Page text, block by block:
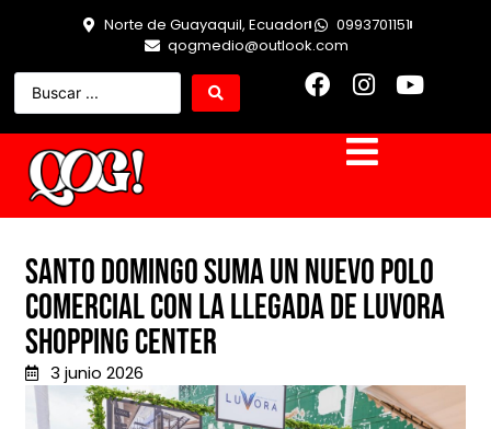
Norte de Guayaquil, Ecuador
0993701151
qogmedio@outlook.com
Santo Domingo suma un nuevo polo
comercial con la llegada de LUVORA
Shopping Center
3 junio 2026